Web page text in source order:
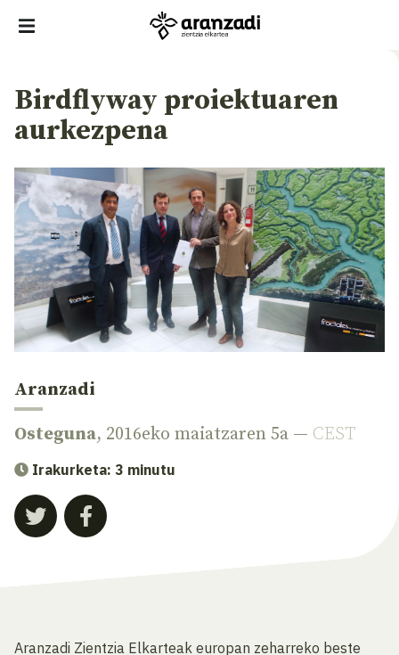
Birdflyway proiektuaren
aurkezpena
Aranzadi
Osteguna, 2016eko maiatzaren 5a — CEST
Irakurketa: 3 minutu
Aranzadi Zientzia Elkarteak europan zeharreko beste